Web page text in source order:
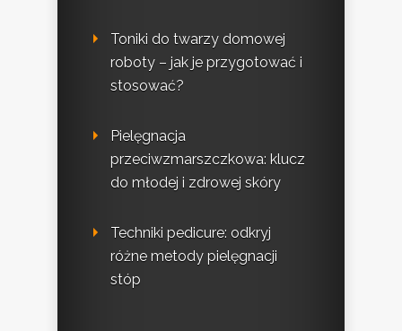
Toniki do twarzy domowej
roboty – jak je przygotować i
stosować?
Pielęgnacja
przeciwzmarszczkowa: klucz
do młodej i zdrowej skóry
Techniki pedicure: odkryj
różne metody pielęgnacji
stóp